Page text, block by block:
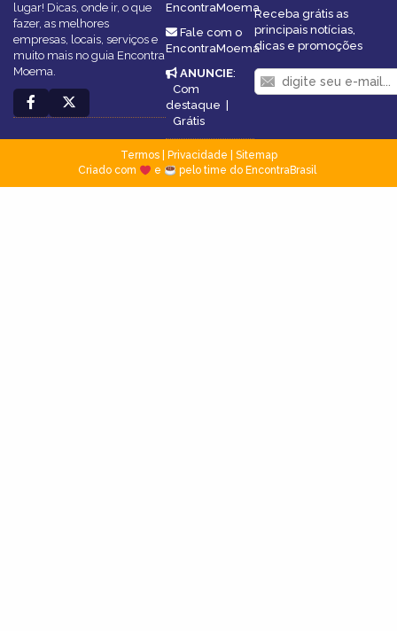
lugar! Dicas, onde ir, o que
fazer, as melhores
empresas, locais, serviços e
muito mais no guia Encontra
Moema.
EncontraMoema
Fale com o
EncontraMoema
ANUNCIE:
Com
destaque
Grátis
Receba grátis as
principais notícias,
dicas e promoções
Termos| Privacidade
Sitemap
Criado com
e pelo time do EncontraBrasil